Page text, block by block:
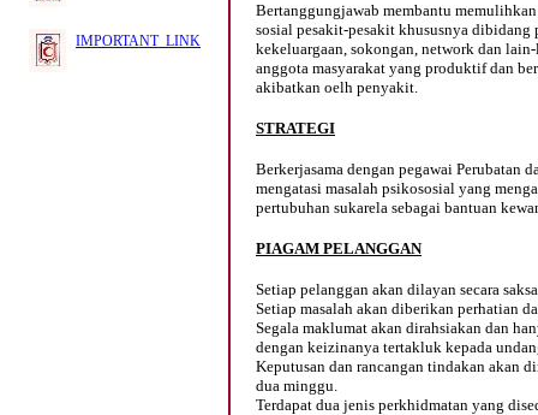
IMPORTANT LINK
Bertanggungjawab membantu
sosial pesakit-pesakit khususnya
kekeluargaan, sokongan, network dan
anggota masyarakat yang produktif dan
akibatkan oelh penyakit.
STRATEGI
Berkerjasama dengan pegawai Perubatan
mengatasi masalah psikososial yang
pertubuhan sukarela sebagai bantuan
PIAGAM PELANGGAN
Setiap pelanggan akan dilayan secara
Setiap masalah akan diberikan perhatian
Segala maklumat akan dirahsiakan dan
dengan keizinanya tertakluk kepada
Keputusan dan rancangan tindakan akan
dua minggu.
Terdapat dua jenis perkhidmatan yang